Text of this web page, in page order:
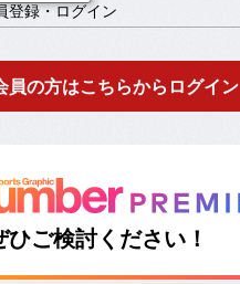
登録・ログイン
員の方はこちらからログイン
ひご検討ください！